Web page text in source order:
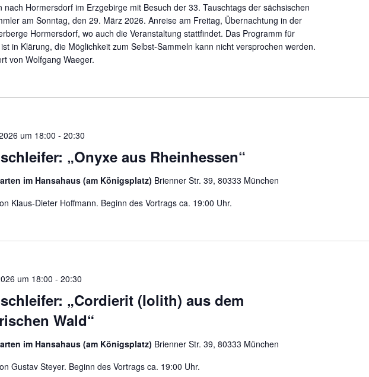
nach Hormersdorf im Erzgebirge mit Besuch der 33. Tauschtags der sächsischen
am Sonntag, den 29. März 2026. Anreise am Freitag, Übernachtung in der
Hormersdorf, wo auch die Veranstaltung stattfindet. Das Programm für
in Klärung, die Möglichkeit zum Selbst-Sammeln kann nicht versprochen werden.
von Wolfgang Waeger.
„Onyxe aus Rheinhessen“
um 18:00 -20:30
im Hansahaus (am Königsplatz) Brienner Str. 39, 80333 München
Klaus-Dieter Hoffmann. Beginn des Vortrags ca. 19:00 Uhr.
„Cordierit (Iolith) aus dem
Wald“
um 18:00 -20:30
im Hansahaus (am Königsplatz) Brienner Str. 39, 80333 München
Gustav Steyer. Beginn des Vortrags ca. 19:00 Uhr.